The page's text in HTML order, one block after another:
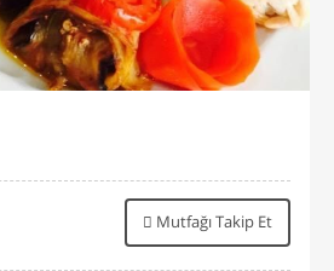
Mutfağı Takip Et